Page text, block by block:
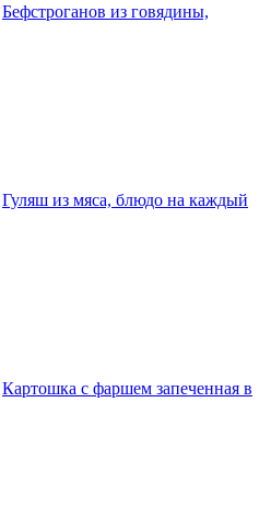
Бефстроганов из говядины,
Гуляш из мяса, блюдо на каждый
Картошка с фаршем запеченная в